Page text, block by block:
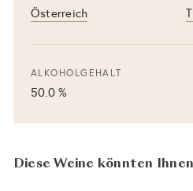
Österreich
ALKOHOLGEHALT
50.0 %
Diese Weine könnten